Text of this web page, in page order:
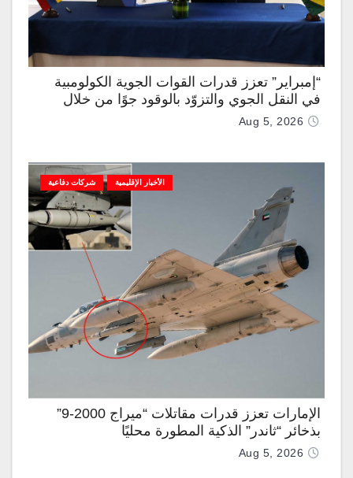
“إمبراير” تعزز قدرات القوات الجوية الكولومبية
في النقل الجوي والتزوّد بالوقود جوًا من خلال
تزويدها بطائرتي “كيه سي-390 ميلينيوم”
Aug 5, 2026
الأخبار الإقليمية شركات دفاعية
الإمارات تعزز قدرات مقاتلات “ميراج 2000-9”
بذخائر “ثاندر” الذكية المطورة محليًا
Aug 5, 2026